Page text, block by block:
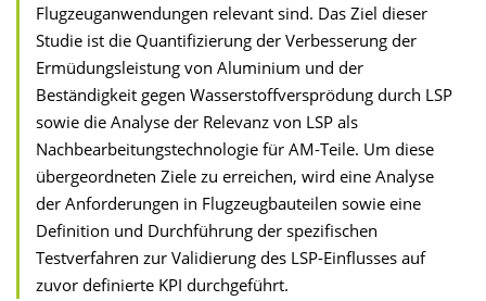
Flugzeuganwendungen relevant sind. Das Ziel dieser
Studie ist die Quantifizierung der Verbesserung der
Ermüdungsleistung von Aluminium und der
Beständigkeit gegen Wasserstoffversprödung durch LSP
sowie die Analyse der Relevanz von LSP als
Nachbearbeitungstechnologie für AM-Teile. Um diese
übergeordneten Ziele zu erreichen, wird eine Analyse
der Anforderungen in Flugzeugbauteilen sowie eine
Definition und Durchführung der spezifischen
Testverfahren zur Validierung des LSP-Einflusses auf
zuvor definierte KPI durchgeführt.